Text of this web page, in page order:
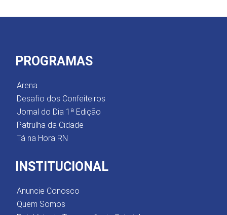
PROGRAMAS
Arena
Desafio dos Confeiteiros
Jornal do Dia 1ª Edição
Patrulha da Cidade
Tá na Hora RN
INSTITUCIONAL
Anuncie Conosco
Quem Somos